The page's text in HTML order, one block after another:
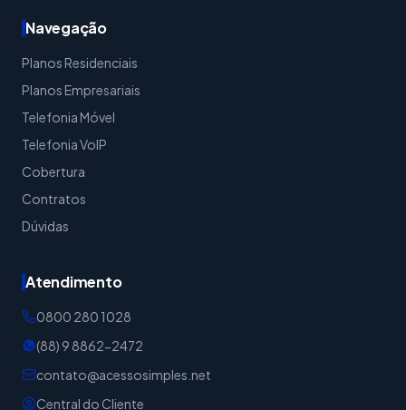
Navegação
Planos Residenciais
Planos Empresariais
Telefonia Móvel
Telefonia VoIP
Cobertura
Contratos
Dúvidas
Atendimento
0800 280 1028
(88) 9 8862-2472
contato@acessosimples.net
Central do Cliente